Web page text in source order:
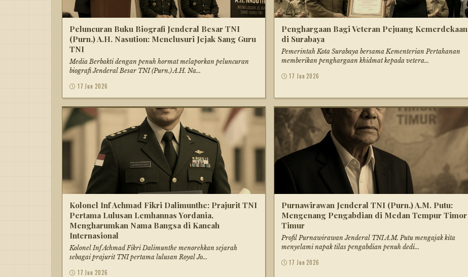
Peluncuran Buku Biografi Jenderal Besar TNI
(Purn.) A.H. Nasution: Menelusuri Jejak Sang Guru
TNI
Media Berbakti dengan penuh hormat melaporkan peluncuran
biografi Jenderal Besar TNI (Purn.) A.H. Na...
17 Jun 2026
Penghargaan Bagi Veteran Pejuang Kemerdekaan
di Surabaya
Pemerintah Kota Surabaya bersama Kementerian Pertahanan
memberikan penghargaan khidmat kepada vetera...
17 Jun 2026
Kolonel Inf Achmad Fikri Dalimunthe: Prajurit TNI
Pertama Lulusan Lemhannas Yordania,
Mengharumkan Nama Bangsa di Kancah
Internasional
Kolonel Inf Achmad Fikri Dalimunthe menorehkan sejarah
sebagai prajurit TNI pertama lulusan Royal Jo...
17 Jun 2026
Purnawirawan Jenderal TNI (Purn.) A.M. Putu:
Mengenang Pengabdian di Medan Tempur Timor
Timur
Profil Purnawirawan Jenderal TNI A.M. Putu mengajak kita
menyelami napak tilas pengabdian penuh dedi...
17 Jun 2026